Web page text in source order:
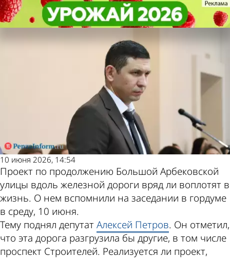
Проект продолжения ул. Большой
Арбековской попал на полку
Общество
10 июня 2026, 14:54
Проект по продолжению Большой Арбековской
улицы вдоль железной дороги вряд ли воплотят в
жизнь. О нем вспомнили на заседании в гордуме
в среду, 10 июня.
Тему поднял депутатАлексей Петров. Он отметил,
что эта дорога разгрузила бы другие, в том числе
проспект Строителей. Реализуется ли проект,
Проект продолжения ул. Большой
Арбековской попал на полку
Общество
Другие новости по
теме
Погода и курсы
валют в Пензе